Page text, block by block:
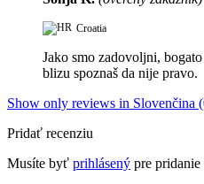
Croatia
Jako smo zadovoljni,
blizu spoznaš da nije pravo.
Show only reviews in Slovenčina
Pridať recenziu
Musíte byť prihlásený pre pridanie